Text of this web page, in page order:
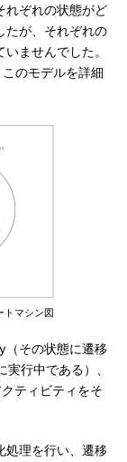
れぞれの状態がど
たが、それぞれの
ませんでした。
のモデルを詳細
マシン図
その状態に遷移
行中である）、
ティビティをそ
理を行い、遷移